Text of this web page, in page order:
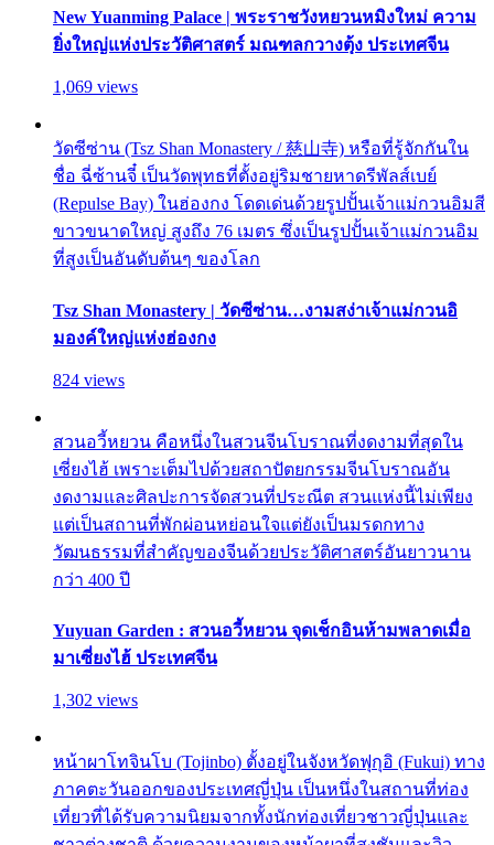
New Yuanming Palace | พระราชวังหยวนหมิงใหม่ ความ
ยิ่งใหญ่แห่งประวัติศาสตร์ มณฑลกวางตุ้ง ประเทศจีน
1,069 views
วัดซีซ่าน (Tsz Shan Monastery / 慈山寺) หรือที่รู้จักกันใน
ชื่อ ฉี่ซ้านจี๋ เป็นวัดพุทธที่ตั้งอยู่ริมชายหาดรีพัลส์เบย์
(Repulse Bay) ในฮ่องกง โดดเด่นด้วยรูปปั้นเจ้าแม่กวนอิมสี
ขาวขนาดใหญ่ สูงถึง 76 เมตร ซึ่งเป็นรูปปั้นเจ้าแม่กวนอิม
ที่สูงเป็นอันดับต้นๆ ของโลก
Tsz Shan Monastery | วัดซีซ่าน…งามสง่าเจ้าแม่กวนอิ
มองค์ใหญ่แห่งฮ่องกง
824 views
สวนอวี้หยวน คือหนึ่งในสวนจีนโบราณที่งดงามที่สุดใน
เซี่ยงไฮ้ เพราะเต็มไปด้วยสถาปัตยกรรมจีนโบราณอัน
งดงามและศิลปะการจัดสวนที่ประณีต สวนแห่งนี้ไม่เพียง
แต่เป็นสถานที่พักผ่อนหย่อนใจแต่ยังเป็นมรดกทาง
วัฒนธรรมที่สำคัญของจีนด้วยประวัติศาสตร์อันยาวนาน
กว่า 400 ปี
Yuyuan Garden : สวนอวี้หยวน จุดเช็กอินห้ามพลาดเมื่อ
มาเซี่ยงไฮ้ ประเทศจีน
1,302 views
หน้าผาโทจินโบ (Tojinbo) ตั้งอยู่ในจังหวัดฟุกุอิ (Fukui) ทาง
ภาคตะวันออกของประเทศญี่ปุ่น เป็นหนึ่งในสถานที่ท่อง
เที่ยวที่ได้รับความนิยมจากทั้งนักท่องเที่ยวชาวญี่ปุ่นและ